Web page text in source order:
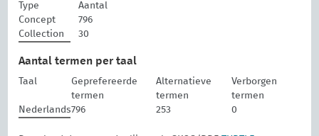
Type
Aantal
Concept
796
Collection
30
Aantal termen per taal
Taal
Geprefereerde
termen
Alternatieve
termen
Verborgen
termen
Nederlands796 253 0